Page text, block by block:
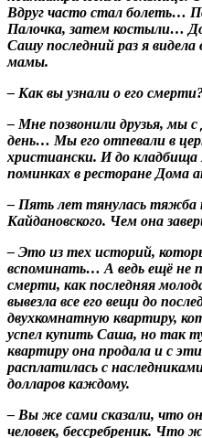
Вдруг часто стал болеть…
Палочка, затем костыли…
Сашу последний раз я видела
мамы.
– Как вы узнали о его
– Мне позвонили друзья, мы
день… Мы его отпевали в
христиански. И до кладбища
поминках в ресторане Дома
– Пять лет тянулась тяжба
Кайдановского. Чем она
– Это из тех историй,
вспоминать… А ведь ещё не
смерти, как последняя
вывезла все его вещи до
двухкомнатную квартиру,
успел купить Саша, но так
квартиру она продала и с
расплатилась с
долларов каждому.
– Вы же сами сказали, что
человек, бессребреник. Что